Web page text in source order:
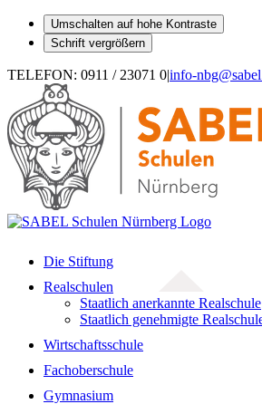
Umschalten auf hohe Kontraste
Schrift vergrößern
Zum
springen
TELEFON: 0911 / 23071 0|info-
Die Stiftung
Realschulen
Staatlich anerkannte Realschule
Staatlich genehmigte
Wirtschaftsschule
Fachoberschule
Gymnasium